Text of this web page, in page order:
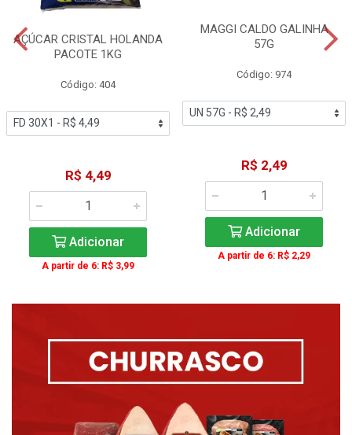
AÇÚCAR CRISTAL HOLANDA
PACOTE 1KG
Código: 404
R$ 4,49
Adicionar
A partir de 6: R$ 3,99
MAGGI CALDO GALINHA
57G
Código: 974
R$ 2,49
Adicionar
A partir de 6: R$ 2,29